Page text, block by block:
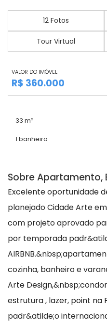
12 Fotos
Tour Virtual
VALOR DO IMÓVEL
R$ 360.000
33 m²
1 banheiro
Sobre Apartamento,
Excelente oportunidade
planejado Cidade Arte
com projeto aprovado
por temporada
cozinha, banheiro e
Arte
estrutura , lazer, point na
padr&atilde;o